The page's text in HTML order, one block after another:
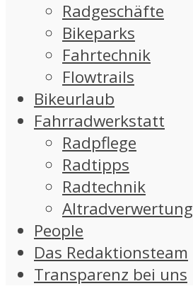
Radgeschäfte
Bikeparks
Fahrtechnik
Flowtrails
Bikeurlaub
Fahrradwerkstatt
Radpflege
Radtipps
Radtechnik
Altradverwertung
People
Das Redaktionsteam
Transparenz bei uns